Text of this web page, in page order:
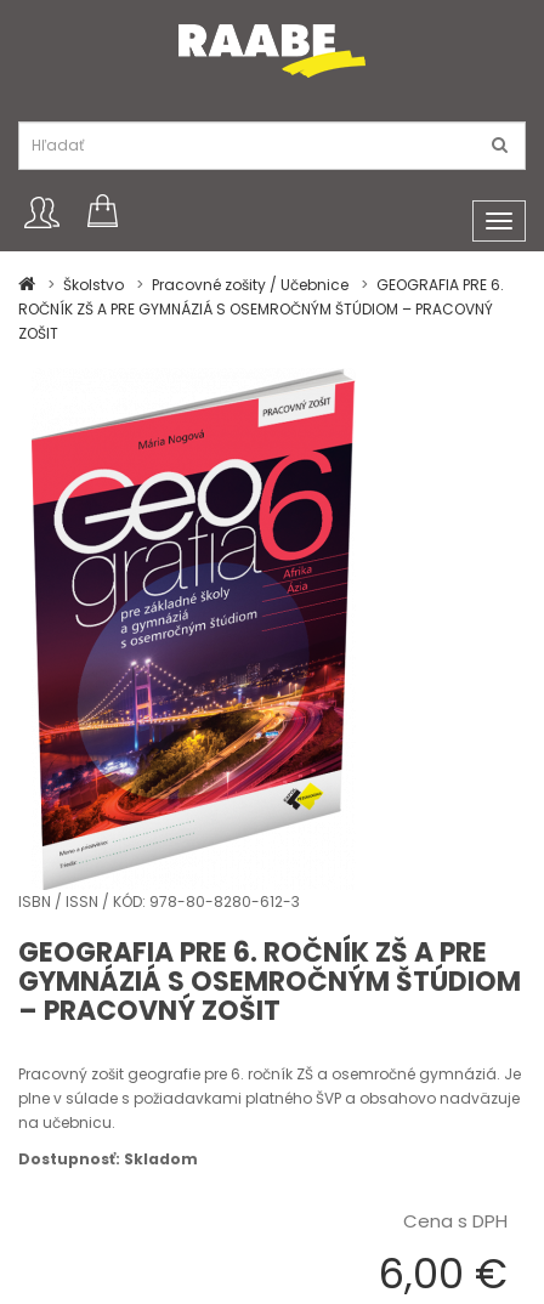
Školstvo
Pracovné zošity / Učebnice
GEOGRAFIA PRE 6.
ROČNÍK ZŠ A PRE GYMNÁZIÁ S OSEMROČNÝM ŠTÚDIOM – PRACOVNÝ
ZOŠIT
ISBN / ISSN / KÓD: 978-80-8280-612-3
GEOGRAFIA PRE 6. ROČNÍK ZŠ A PRE
GYMNÁZIÁ S OSEMROČNÝM ŠTÚDIOM
– PRACOVNÝ ZOŠIT
Pracovný zošit geografie pre 6. ročník ZŠ a osemročné gymnáziá. Je
plne v súlade s požiadavkami platného ŠVP a obsahovo nadväzuje
na učebnicu.
Dostupnosť: Skladom
Cena s DPH
6,00 €